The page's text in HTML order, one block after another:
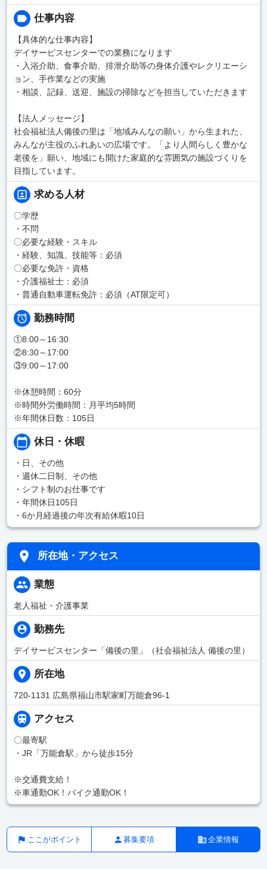
仕事内容
【具体的な仕事内容】
デイサービスセンターでの業務になります
・入浴介助、食事介助、排泄介助等の身体介護やレクリエーシ
ョン、手作業などの実施
・相談、記録、送迎、施設の掃除などを担当していただきます
【法人メッセージ】
社会福祉法人備後の里は「地域みんなの願い」から生まれた、
みんなが主役のふれあいの広場です。「より人間らしく豊かな
老後を」願い、地域にも開けた家庭的な雰囲気の施設づくりを
目指しています。
求める人材
〇学歴
・不問
〇必要な経験・スキル
・経験、知識、技能等：必須
〇必要な免許・資格
・介護福祉士：必須
・普通自動車運転免許：必須（AT限定可）
勤務時間
①8:00～16:30
②8:30～17:00
③9:00～17:00
※休憩時間：60分
※時間外労働時間：月平均5時間
※年間休日数：105日
休日・休暇
・日、その他
・週休二日制、その他
・シフト制のお仕事です
・年間休日105日
・6か月経過後の年次有給休暇10日
所在地・アクセス
業態
老人福祉・介護事業
勤務先
デイサービスセンター「備後の里」（社会福祉法人 備後の里）
所在地
720-1131 広島県福山市駅家町万能倉96-1
アクセス
〇最寄駅
・JR「万能倉駅」から徒歩15分
※交通費支給！
※車通勤OK！バイク通勤OK！
ここがポイント 募集要項 企業情報